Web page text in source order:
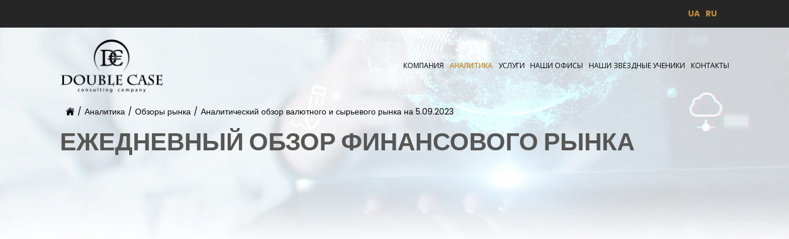
UA RU
КОМПАНИЯ АНАЛИТИКА УСЛУГИ НАШИ ОФИСЫ НАШИ ЗВЁЗДНЫЕ УЧЕНИКИ КОНТАКТЫ
/ Аналитика / Обзоры рынка / Аналитический обзор валютного и сырьевого рынка на 5.09.2023
ЕЖЕДНЕВНЫЙ ОБЗОР ФИНАНСОВОГО РЫНКА